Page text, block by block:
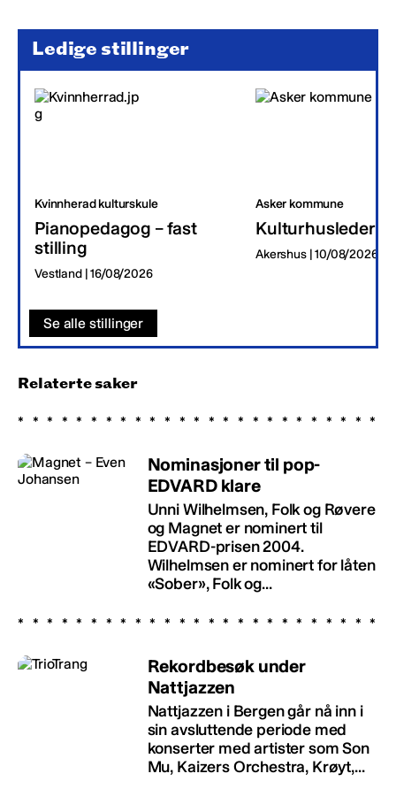
Ledige stillinger
Kvinnherad kulturskule
Pianopedagog – fast
stilling
Vestland | 16/08/2026
Asker kommune
Kulturhusleder
Akershus | 10/08/2026
Se alle stillinger
Relaterte saker
Nominasjoner til pop-
EDVARD klare
Unni Wilhelmsen, Folk og Røvere
og Magnet er nominert til
EDVARD-prisen 2004.
Wilhelmsen er nominert for låten
«Sober», Folk og...
Rekordbesøk under
Nattjazzen
Nattjazzen i Bergen går nå inn i
sin avsluttende periode med
konserter med artister som Son
Mu, Kaizers Orchestra, Krøyt,...